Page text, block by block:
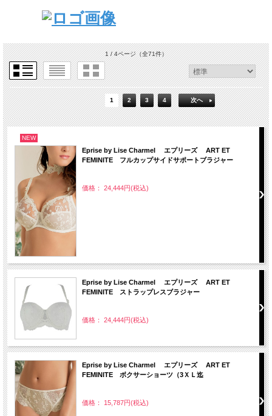
1 / 4ページ（全71件）
1 2 3 4 次へ
NEW
Eprise by Lise Charmel エプリーズ ART ET
FEMINITE フルカップサイドサポートブラジャー
価格： 24,444円(税込)
Eprise by Lise Charmel エプリーズ ART ET
FEMINITE ストラップレスブラジャー
価格： 24,444円(税込)
Eprise by Lise Charmel エプリーズ ART ET
FEMINITE ボクサーショーツ（3ＸＬ迄
価格： 15,787円(税込)